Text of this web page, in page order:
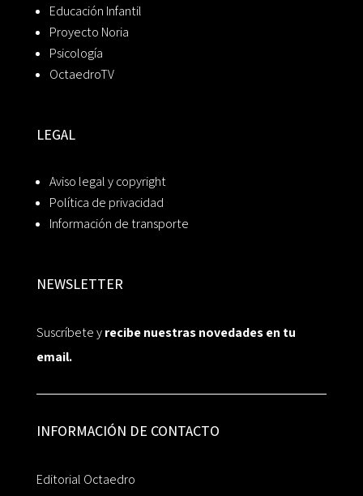
Educación Infantil
Proyecto Noria
Psicología
OctaedroTV
LEGAL
Aviso legal y copyright
Política de privacidad
Información de transporte
NEWSLETTER
Suscríbete yrecibe nuestras novedades en tu
email.
INFORMACIÓN DE CONTACTO
Editorial Octaedro